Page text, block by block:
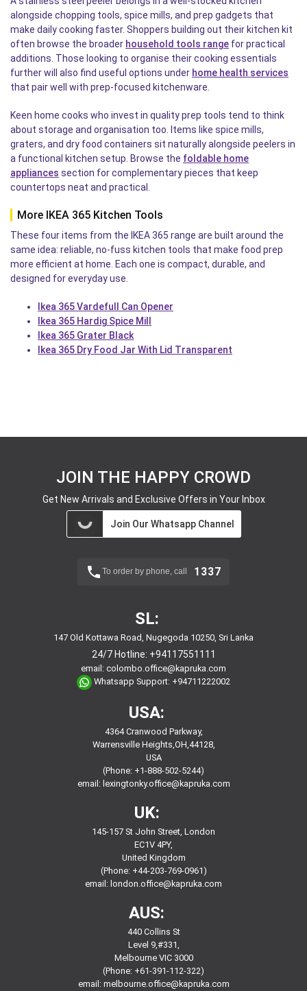
alongside chopping tools, spice mills, and prep gadgets that
make daily cooking faster. Shoppers building out their kitchen kit
often browse the broader household tools range for practical
additions. Those looking to organise their cooking essentials
further will also find useful options under home health services
that pair well with prep-focused kitchenware.
Keen home cooks who invest in quality prep tools tend to think
about storage and organisation too. Items like spice mills,
graters, and dry food containers sit naturally alongside peelers in
a functional kitchen setup. Browse the foldable home
appliances section for complementary pieces that keep
countertops neat and practical.
More IKEA 365 Kitchen Tools
These four items from the IKEA 365 range are built around the
same idea: reliable, no-fuss kitchen tools that make food prep
more efficient at home. Each one is compact, durable, and
designed for everyday use.
Ikea 365 Vardefull Can Opener
Ikea 365 Hardig Spice Mill
Ikea 365 Grater Black
Ikea 365 Dry Food Jar With Lid Transparent
JOIN THE HAPPY CROWD
Get New Arrivals and Exclusive Offers in Your Inbox
Join Our Whatsapp Channel
To order by phone, call 1337
SL:
147 Old Kottawa Road, Nugegoda 10250, Sri Lanka
24/7 Hotline: +94117551111
email: colombo.office@kapruka.com
Whatsapp Support: +94711222002
USA:
4364 Cranwood Parkway,
Warrensville Heights,OH,44128,
USA
(Phone: +1-888-502-5244)
email: lexingtonky.office@kapruka.com
UK:
145-157 St John Street, London
EC1V 4PY,
United Kingdom
(Phone: +44-203-769-0961)
email: london.office@kapruka.com
AUS:
440 Collins St
Level 9,#331,
Melbourne VIC 3000
(Phone: +61-391-112-322)
email: melbourne.office@kapruka.com